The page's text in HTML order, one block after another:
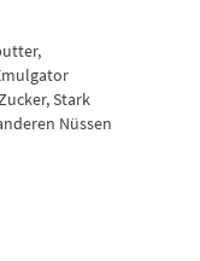
Stark
Nüssen